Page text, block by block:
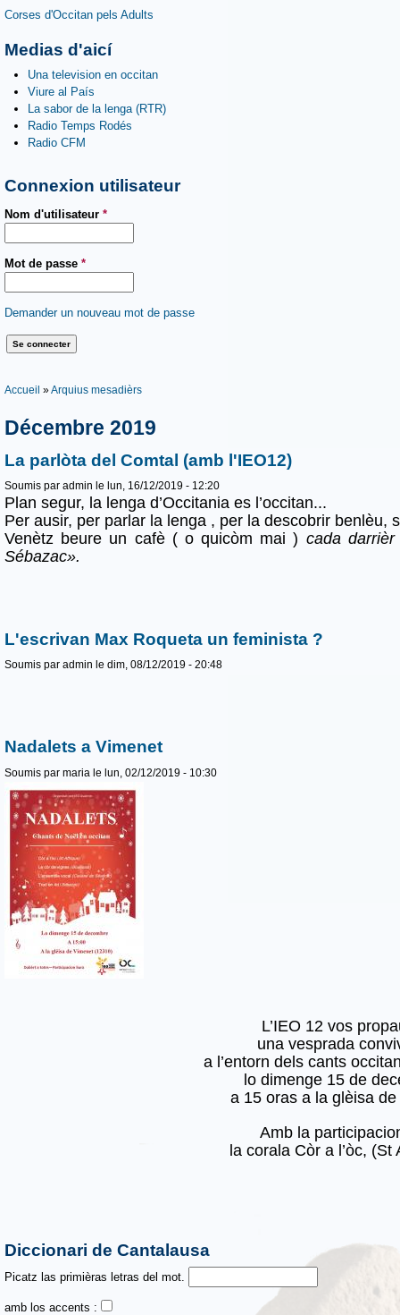
Corses d'Occitan pels Adults
Medias d'aicí
Una television en occitan
Viure al País
La sabor de la lenga (RTR)
Radio Temps Rodés
Radio CFM
Connexion utilisateur
Nom d'utilisateur *
Mot de passe *
Demander un nouveau mot de passe
Vous êtes ici
Accueil »Arquius mesadièrs
Décembre 2019
La parlòta del Comtal (amb l'IEO12)
Soumis par admin le lun, 16/12/2019 - 12:20
Plan segur, la lenga d’Occitania es l’occitan...
Per ausir, per parlar la lenga , per la descobrir benlèu,
Venètz beure un cafè ( o quicòm mai ) cada
Sébazac».
L'escrivan Max Roqueta un feminista ?
Soumis par admin le dim, 08/12/2019 - 20:48
Nadalets a Vimenet
Soumis par maria le lun, 02/12/2019 - 10:30
L’IEO 12 vos
una vesprada
a l’entorn dels cants
lo dimenge 15 de
a 15 oras a la glèisa
Amb la
la corala Còr a l’òc, (St
Diccionari de Cantalausa
Picatz las primièras letras del mot.
amb los accents :